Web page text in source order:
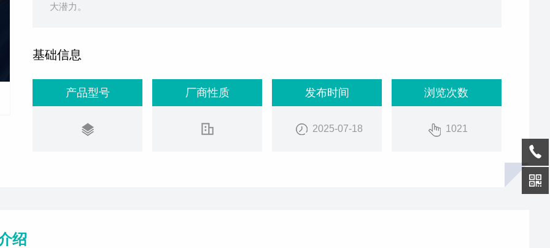
大潜力。
基础信息
产品型号 厂商性质 发布时间
2025-07-18
浏览次数
1021
绍